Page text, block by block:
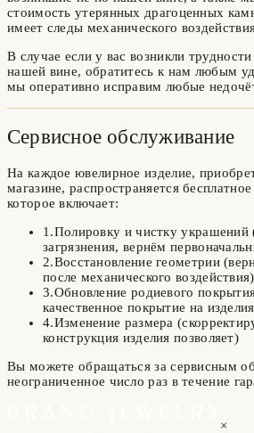
стоимость утерянных драгоценных
имеет следы механического
В случае если у вас возникли
нашей вине, обратитесь к нам любым
мы оперативно исправим любые
Сервисное обслуживание
На каждое ювелирное изделие,
магазине, распространяется
которое включает:
1 .Полировку и чистку украшений
загрязнения, вернём
2.Восстановление геометрии
после механического воздействия)
3.Обновление родиевого
качественное покрытие на
4.Изменение размера
конструкция изделия позволяет)
Вы можете обращаться за сервисным
неограниченное число раз в течение
×